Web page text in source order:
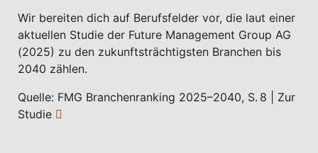
Wir bereiten dich auf Berufsfelder vor, die laut einer
aktuellen Studie der Future Management Group AG
(2025) zu den zukunftsträchtigsten Branchen bis
2040 zählen.
Quelle: FMG Branchenranking 2025–2040, S. 8 | Zur
Studie